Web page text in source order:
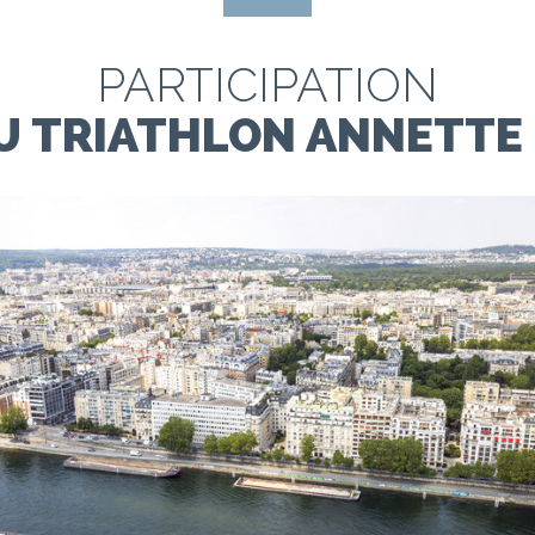
PARTICIPATION
TRIATHLON ANNETTE